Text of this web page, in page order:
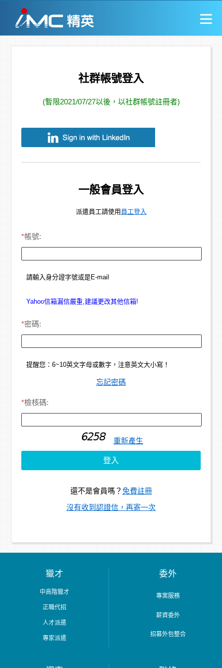
社群帳號登入
(暫限2021/07/27以後，以社群帳號註冊者)
一般會員登入
派遣員工請使用 員工登入
*帳號:
請輸入身分證字號或是E-mail
Yahoo信箱漏信嚴重,建議更改其他信箱!
*密碼:
提醒您：6~10英文字母或數字，注意英文大小寫！
忘記密碼
*檢核碼:
重新產生
還不是會員嗎？ 免費註冊
沒有收到認證信，再寄一次
獵才
中高階獵才
正職代招
人才派遣
專家派遣
委外
專案服務
薪資委外
招募外包整合